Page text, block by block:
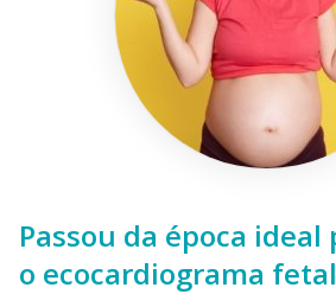
Passou da época
o ecocardiograma